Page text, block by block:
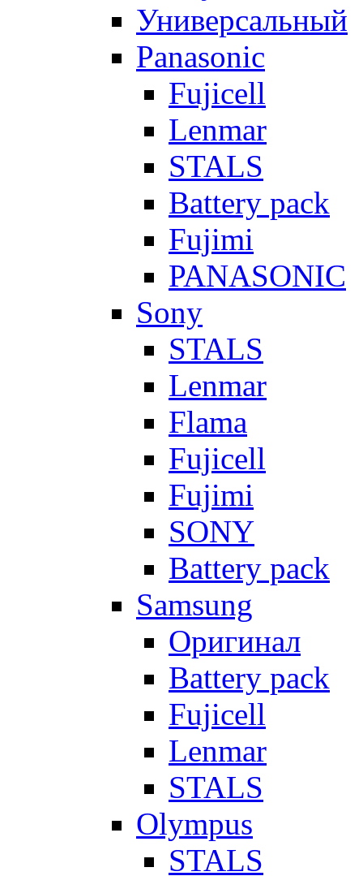
Универсальный
Panasonic
Fujicell
Lenmar
STALS
Battery pack
Fujimi
PANASONIC
Sony
STALS
Lenmar
Flama
Fujicell
Fujimi
SONY
Battery pack
Samsung
Оригинал
Battery pack
Fujicell
Lenmar
STALS
Olympus
STALS